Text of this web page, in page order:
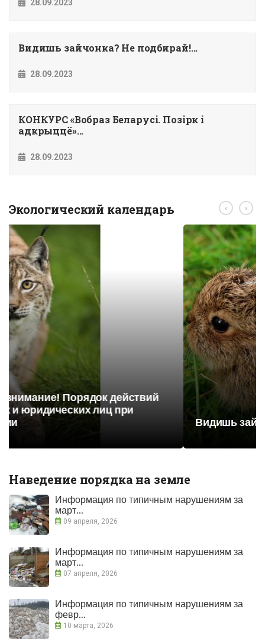
28.09.2023
Видишь зайчонка? Не подбирай!...
28.09.2023
КОНКУРС «Вобраз Беларусi. Позiрк i
адкрыццё»...
28.09.2023
Экологический календарь
Видишь зайчонка? Не подбирай!
‹ ›
Наведение порядка на земле
Информация по типичным нарушениям за
март...
09 апреля, 2026
Информация по типичным нарушениям за
март...
07 апреля, 2026
Информация по типичным нарушениям за
февр...
10 марта, 2026